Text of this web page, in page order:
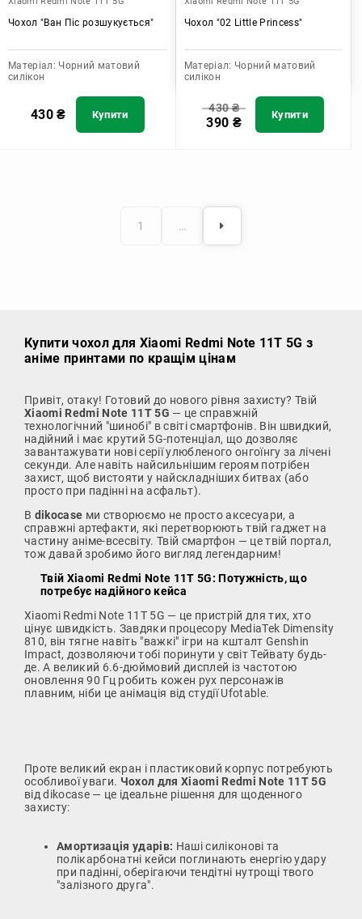
Чохол "Ван Піс розшукується"
Матеріал: Чорний матовий
силікон
430₴ Купити
Чохол "02 Little Princess"
Матеріал: Чорний матовий
силікон
430₴
390 ₴ Купити
1 …
Купити чохол для Xiaomi Redmi Note 11T 5G з
аніме принтами по кращім цінам
Привіт, отаку! Готовий до нового рівня захисту? Твій
Xiaomi Redmi Note 11T 5G — це справжній
технологічний "шинобі" в світі смартфонів. Він швидкий,
надійний і має крутий 5G-потенціал, що дозволяє
завантажувати нові серії улюбленого онгоїнгу за лічені
секунди. Але навіть найсильнішим героям потрібен
захист, щоб вистояти у найскладніших битвах (або
просто при падінні на асфальт).
В dikocase ми створюємо не просто аксесуари, а
справжні артефакти, які перетворюють твій гаджет на
частину аніме-всесвіту. Твій смартфон — це твій портал,
тож давай зробимо його вигляд легендарним!
Твій Xiaomi Redmi Note 11T 5G: Потужність, що
потребує надійного кейса
Xiaomi Redmi Note 11T 5G — це пристрій для тих, хто
цінує швидкість. Завдяки процесору MediaTek Dimensity
810, він тягне навіть "важкі" ігри на кшталт Genshin
Impact, дозволяючи тобі поринути у світ Тейвату будь-
де. А великий 6.6-дюймовий дисплей із частотою
оновлення 90 Гц робить кожен рух персонажів
плавним, ніби це анімація від студії Ufotable.
Проте великий екран і пластиковий корпус потребують
особливої уваги. Чохол для Xiaomi Redmi Note 11T 5G
від dikocase — це ідеальне рішення для щоденного
захисту:
Амортизація ударів: Наші силіконові та
полікарбонатні кейси поглинають енергію удару
при падінні, оберігаючи тендітні нутрощі твого
"залізного друга".